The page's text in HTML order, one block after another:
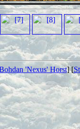
'Nexus' Horst] [